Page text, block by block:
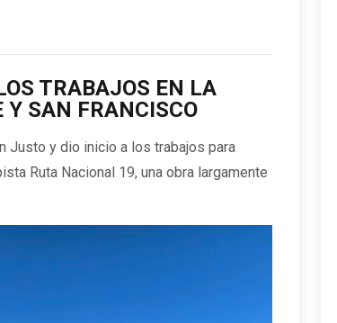
TRABAJOS EN LA
SAN FRANCISCO
Justo y dio inicio a los trabajos para
Ruta Nacional 19, una obra largamente